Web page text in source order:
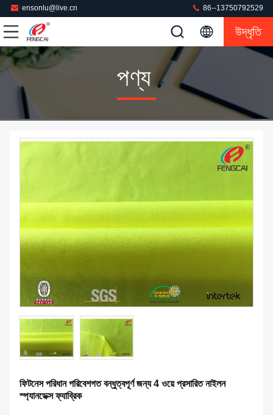
ensonlu@live.cn 86--13750792529
উদ্ধৃতি
পণ্য
ফিটনেস পরিধান পরিবেশগত বন্ধুত্বপূর্ণ জন্য 4 ওয়ে প্রসারিত নাইলন
স্প্যানডেক্স ফ্যাব্রিক